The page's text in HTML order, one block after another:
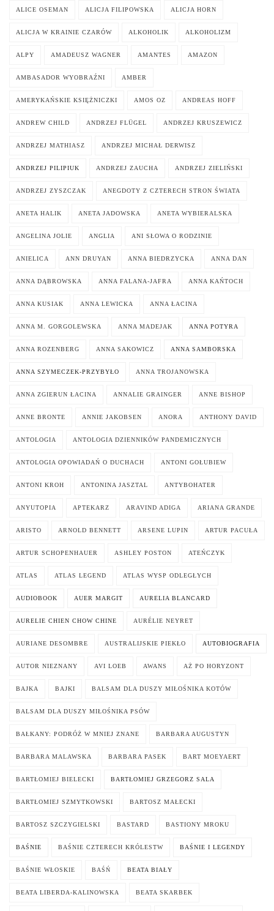
ALICE OSEMAN ALICJA FILIPOWSKA ALICJA HORN
ALICJA W KRAINIE CZARÓW ALKOHOLIK ALKOHOLIZM
ALPY AMADEUSZ WAGNER AMANTES AMAZON
AMBASADOR WYOBRAŹNI AMBER
AMERYKAŃSKIE KSIĘŻNICZKI AMOS OZ ANDREAS HOFF
ANDREW CHILD ANDRZEJ FLÜGEL ANDRZEJ KRUSZEWICZ
ANDRZEJ MATHIASZ ANDRZEJ MICHAŁ DERWISZ
ANDRZEJ PILIPIUK ANDRZEJ ZAUCHA ANDRZEJ ZIELIŃSKI
ANDRZEJ ZYSZCZAK ANEGDOTY Z CZTERECH STRON ŚWIATA
ANETA HALIK ANETA JADOWSKA ANETA WYBIERALSKA
ANGELINA JOLIE ANGLIA ANI SŁOWA O RODZINIE
ANIELICA ANN DRUYAN ANNA BIEDRZYCKA ANNA DAN
ANNA DĄBROWSKA ANNA FALANA-JAFRA ANNA KAŃTOCH
ANNA KUSIAK ANNA LEWICKA ANNA ŁACINA
ANNA M. GORGOLEWSKA ANNA MADEJAK ANNA POTYRA
ANNA ROZENBERG ANNA SAKOWICZ ANNA SAMBORSKA
ANNA SZYMECZEK-PRZYBYŁO ANNA TROJANOWSKA
ANNA ZGIERUN ŁACINA ANNALIE GRAINGER ANNE BISHOP
ANNE BRONTE ANNIE JAKOBSEN ANORA ANTHONY DAVID
ANTOLOGIA ANTOLOGIA DZIENNIKÓW PANDEMICZNYCH
ANTOLOGIA OPOWIADAŃ O DUCHACH ANTONI GOŁUBIEW
ANTONI KROH ANTONINA JASZTAL ANTYBOHATER
ANYUTOPIA APTEKARZ ARAVIND ADIGA ARIANA GRANDE
ARISTO ARNOLD BENNETT ARSENE LUPIN ARTUR PACUŁA
ARTUR SCHOPENHAUER ASHLEY POSTON ATEŃCZYK
ATLAS ATLAS LEGEND ATLAS WYSP ODLEGŁYCH
AUDIOBOOK AUER MARGIT AURELIA BLANCARD
AURELIE CHIEN CHOW CHINE AURÉLIE NEYRET
AURIANE DESOMBRE AUSTRALIJSKIE PIEKŁO AUTOBIOGRAFIA
AUTOR NIEZNANY AVI LOEB AWANS AŻ PO HORYZONT
BAJKA BAJKI BALSAM DLA DUSZY MIŁOŚNIKA KOTÓW
BALSAM DLA DUSZY MIŁOŚNIKA PSÓW
BAŁKANY: PODRÓŻ W MNIEJ ZNANE BARBARA AUGUSTYN
BARBARA MALAWSKA BARBARA PASEK BART MOEYAERT
BARTŁOMIEJ BIELECKI BARTŁOMIEJ GRZEGORZ SALA
BARTŁOMIEJ SZMYTKOWSKI BARTOSZ MAŁECKI
BARTOSZ SZCZYGIELSKI BASTARD BASTIONY MROKU
BAŚNIE BAŚNIE CZTERECH KRÓLESTW BAŚNIE I LEGENDY
BAŚNIE WŁOSKIE BAŚŃ BEATA BIAŁY
BEATA LIBERDA-KALINOWSKA BEATA SKARBEK